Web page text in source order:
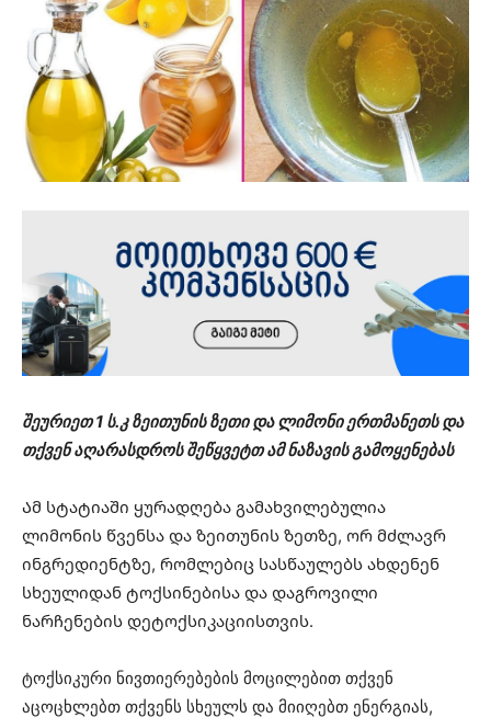
შეურიეთ 1 ს.კ ზეითუნის ზეთი და ლიმონი ერთმანეთს და
თქვენ აღარასდროს შეწყვეტთ ამ ნაზავის გამოყენებას
Ამ სტატიაში ყურადღება გამახვილებულია
ლიმონის წვენსა და ზეითუნის ზეთზე, ორ მძლავრ
ინგრედიენტზე, რომლებიც სასწაულებს ახდენენ
სხეულიდან ტოქსინებისა და დაგროვილი
ნარჩენების დეტოქსიკაციისთვის.
ტოქსიკური ნივთიერებების მოცილებით თქვენ
აცოცხლებთ თქვენს სხეულს და მიიღებთ ენერგიას,